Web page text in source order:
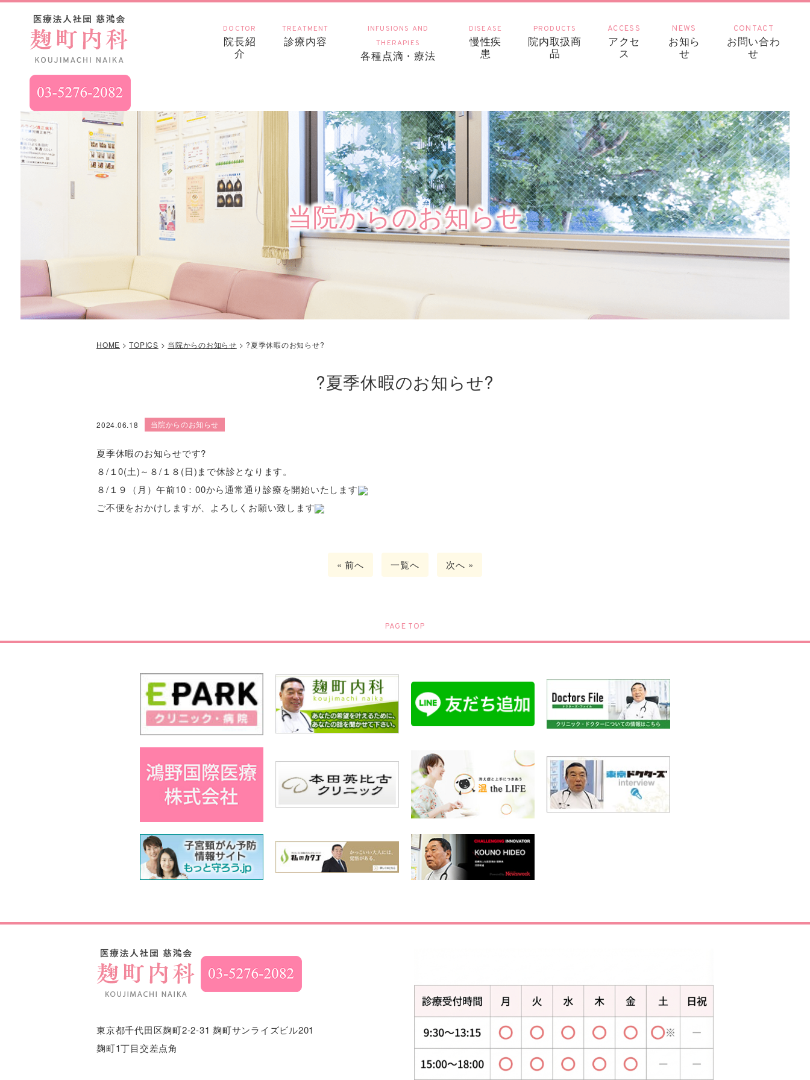
DOCTOR
院長紹
介
TREATMENT
診療内容
INFUSIONS AND
THERAPIES
各種点滴・療法
DISEASE
慢性疾
患
PRODUCTS
院内取扱商
品
ACCESS
アクセ
ス
NEWS
お知ら
せ
CONTACT
お問い合わ
せ
当院からのお知らせ
HOME >TOPICS > 当院からのお知らせ > ?夏季休暇のお知らせ?
?夏季休暇のお知らせ?
2024.06.18 当院からのお知らせ
夏季休暇のお知らせです?
８/１0(土)～８/１８(日)まで休診となります。
８/１９（月）午前10：00から通常通り診療を開始いたします
ご不便をおかけしますが、よろしくお願い致します
« 前へ 一覧へ 次へ »
PAGE TOP
東京都千代田区麹町2-2-31 麹町サンライズビル201
麹町1丁目交差点角